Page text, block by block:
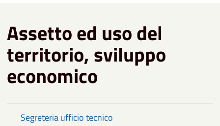
Assetto ed uso del
territorio, sviluppo
economico
Segreteria ufficio tecnico